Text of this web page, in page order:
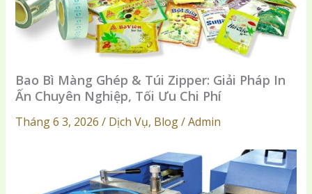
Bao Bì Màng Ghép & Túi Zipper: Giải Pháp In
Ấn Chuyên Nghiệp, Tối Ưu Chi Phí
Tháng 6 3, 2026 / Dịch Vụ, Blog / Admin